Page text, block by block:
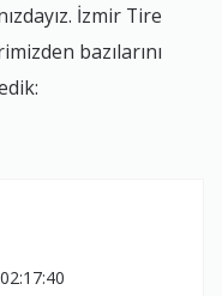
İzmir Tire
bazılarını